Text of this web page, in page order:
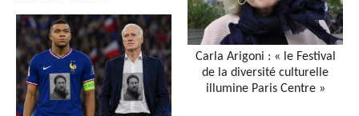
Carla Arigoni : « le Festival
de la diversité culturelle
illumine Paris Centre »